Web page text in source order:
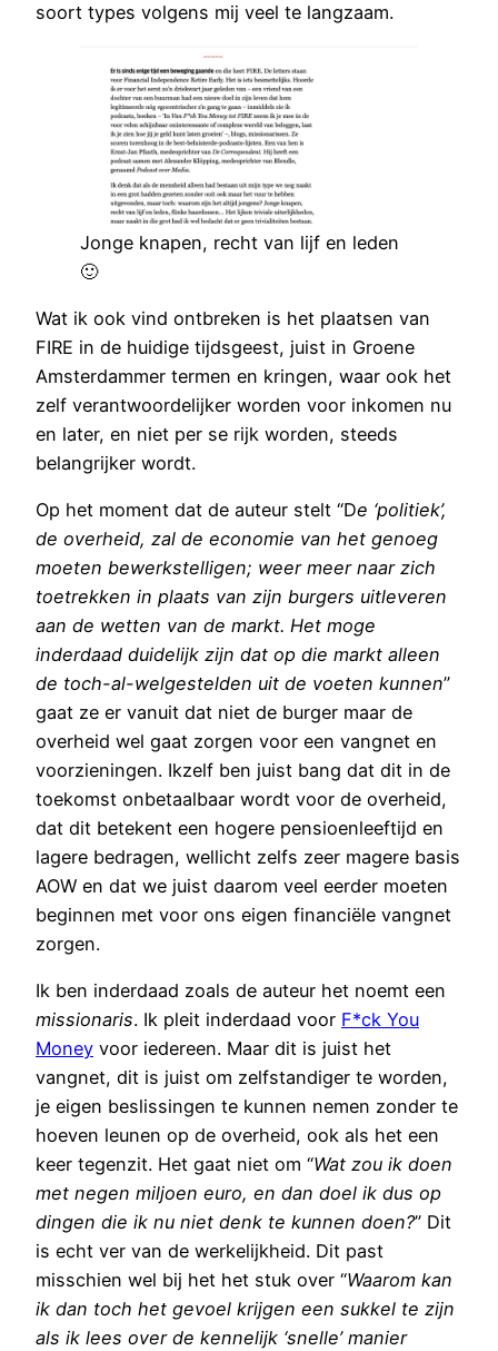
soort types volgens mij veel te langzaam.
Jonge knapen, recht van lijf en leden
🙂
Wat ik ook vind ontbreken is het plaatsen van
FIRE in de huidige tijdsgeest, juist in Groene
Amsterdammer termen en kringen, waar ook het
zelf verantwoordelijker worden voor inkomen nu
en later, en niet per se rijk worden, steeds
belangrijker wordt.
Op het moment dat de auteur stelt “De ‘politiek’,
de overheid, zal de economie van het genoeg
moeten bewerkstelligen; weer meer naar zich
toetrekken in plaats van zijn burgers uitleveren
aan de wetten van de markt. Het moge
inderdaad duidelijk zijn dat op die markt alleen
de toch-al-welgestelden uit de voeten kunnen”
gaat ze er vanuit dat niet de burger maar de
overheid wel gaat zorgen voor een vangnet en
voorzieningen. Ikzelf ben juist bang dat dit in de
toekomst onbetaalbaar wordt voor de overheid,
dat dit betekent een hogere pensioenleeftijd en
lagere bedragen, wellicht zelfs zeer magere basis
AOW en dat we juist daarom veel eerder moeten
beginnen met voor ons eigen financiële vangnet
zorgen.
Ik ben inderdaad zoals de auteur het noemt een
missionaris. Ik pleit inderdaad voor F*ck You
Money voor iedereen. Maar dit is juist het
vangnet, dit is juist om zelfstandiger te worden,
je eigen beslissingen te kunnen nemen zonder te
hoeven leunen op de overheid, ook als het een
keer tegenzit. Het gaat niet om “Wat zou ik doen
met negen miljoen euro, en dan doel ik dus op
dingen die ik nu niet denk te kunnen doen?” Dit
is echt ver van de werkelijkheid. Dit past
misschien wel bij het het stuk over “Waarom kan
ik dan toch het gevoel krijgen een sukkel te zijn
als ik lees over de kennelijk ‘snelle’ manier